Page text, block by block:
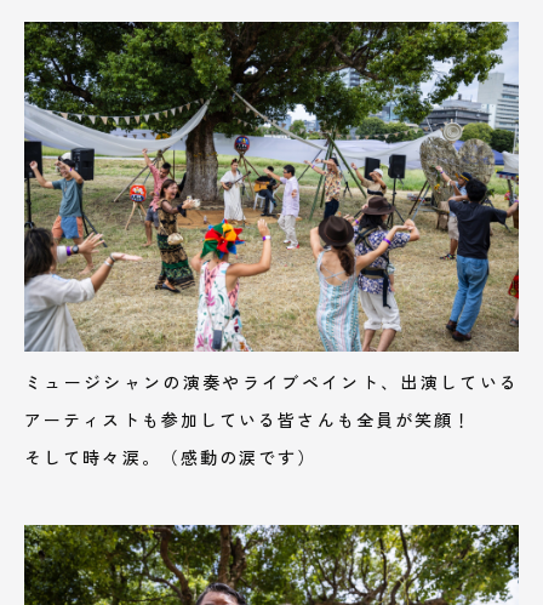
ミュージシャンの演奏やライブペイント、出演している
アーティストも参加している皆さんも全員が笑顔！
そして時々涙。（感動の涙です）